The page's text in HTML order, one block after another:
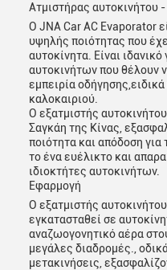
Ατμιστήρας αυτοκινήτου
Ο JNA Car AC Evaporator
υψηλής ποιότητας που
αυτοκίνητα. Είναι ιδανικό
αυτοκινήτων που θέλουν
εμπειρία
καλοκαιριού.
Ο εξατμιστής
Σαγκάη της Κίνας,
ποιότητα και απόδοση
το ένα ευέλικτο και
ιδιοκτήτες αυτοκινήτων.
Εφαρμογή
Ο εξατμιστής
εγκατασταθεί σε
αναζωογονητικό αέρα
μεγάλες διαδρομές.,
μετακινήσεις,